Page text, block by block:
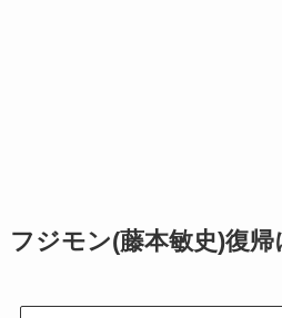
フジモン(藤本敏史)復